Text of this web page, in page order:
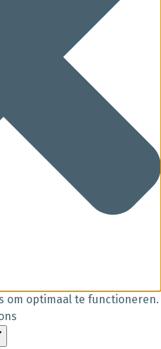
om optimaal te functioneren.